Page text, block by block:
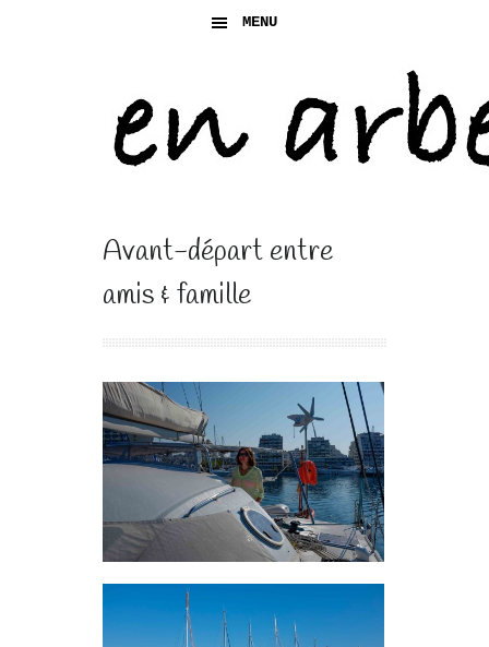
MENU
Avant-départ entre
amis & famille